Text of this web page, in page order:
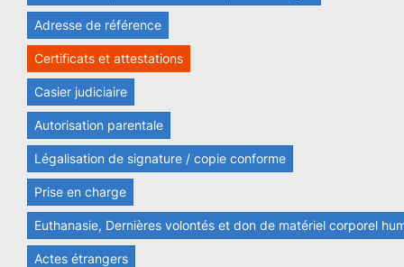
Adresse de référence
Certificats et attestations
Casier judiciaire
Autorisation parentale
Légalisation de signature / copie conforme
Prise en charge
Euthanasie, Dernières volontés et don de matériel corporel
Actes étrangers